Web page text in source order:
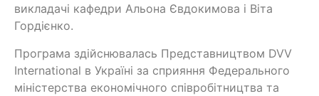
викладачі кафедри Альона Євдокимова і Віта
Гордієнко.
Програма здійснювалась Представництвом DVV
International в Україні за сприяння Федерального
міністерства економічного співробітництва та